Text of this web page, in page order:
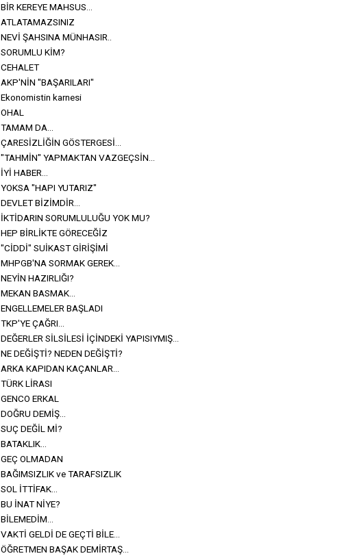
BİR KEREYE MAHSUS...
ATLATAMAZSINIZ
NEVİ ŞAHSINA MÜNHASIR..
SORUMLU KİM?
CEHALET
AKP'NİN "BAŞARILARI"
Ekonomistin karnesi
OHAL
TAMAM DA...
ÇARESİZLİĞİN GÖSTERGESİ...
"TAHMİN" YAPMAKTAN VAZGEÇSİN...
İYİ HABER...
YOKSA "HAPI YUTARIZ"
DEVLET BİZİMDİR...
İKTİDARIN SORUMLULUĞU YOK MU?
HEP BİRLİKTE GÖRECEĞİZ
"CİDDİ" SUİKAST GİRİŞİMİ
MHPGB'NA SORMAK GEREK...
NEYİN HAZIRLIĞI?
MEKAN BASMAK...
ENGELLEMELER BAŞLADI
TKP'YE ÇAĞRI...
DEĞERLER SİLSİLESİ İÇİNDEKİ YAPISIYMIŞ...
NE DEĞİŞTİ? NEDEN DEĞİŞTİ?
ARKA KAPIDAN KAÇANLAR...
TÜRK LİRASI
GENCO ERKAL
DOĞRU DEMİŞ...
SUÇ DEĞİL Mİ?
BATAKLIK...
GEÇ OLMADAN
BAĞIMSIZLIK ve TARAFSIZLIK
SOL İTTİFAK...
BU İNAT NİYE?
BİLEMEDİM...
VAKTİ GELDİ DE GEÇTİ BİLE...
ÖĞRETMEN BAŞAK DEMİRTAŞ...